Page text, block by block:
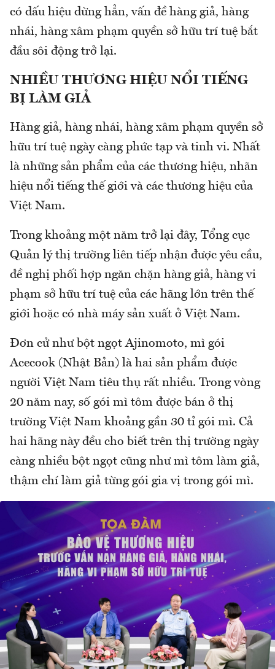
có dấu hiệu dừng hẳn, vấn đề hàng giả, hàng
nhái, hàng xâm phạm quyền sở hữu trí tuệ bắt
đầu sôi động trở lại.
NHIỀU THƯƠNG HIỆU NỔI TIẾNG
BỊ LÀM GIẢ
Hàng giả, hàng nhái, hàng xâm phạm quyền sở
hữu trí tuệ ngày càng phức tạp và tinh vi. Nhất
là những sản phẩm của các thương hiệu, nhãn
hiệu nổi tiếng thế giới và các thương hiệu của
Việt Nam.
Trong khoảng một năm trở lại đây, Tổng cục
Quản lý thị trường liên tiếp nhận được yêu cầu,
đề nghị phối hợp ngăn chặn hàng giả, hàng vi
phạm sở hữu trí tuệ của các hãng lớn trên thế
giới hoặc có nhà máy sản xuất ở Việt Nam.
Đơn cử như bột ngọt Ajinomoto, mì gói
Acecook (Nhật Bản) là hai sản phẩm được
người Việt Nam tiêu thụ rất nhiều. Trong vòng
20 năm nay, số gói mì tôm được bán ở thị
trường Việt Nam khoảng gần 30 tỉ gói mì. Cả
hai hãng này đều cho biết trên thị trường ngày
càng nhiều bột ngọt cũng như mì tôm làm giả,
thậm chí làm giả từng gói gia vị trong gói mì.